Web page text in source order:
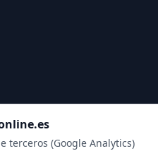
terceros (Google Analytics)